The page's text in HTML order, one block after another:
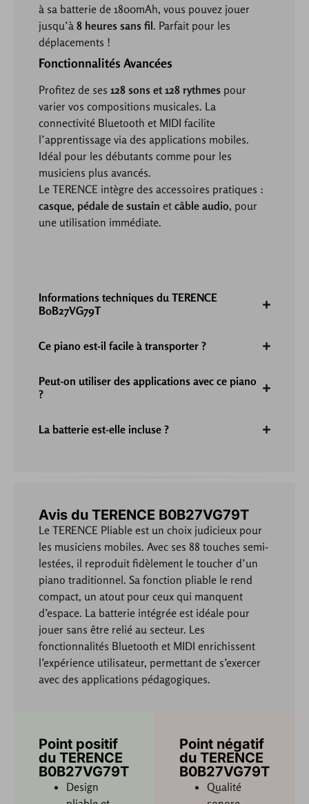
à sa batterie de 1800mAh, vous pouvez jouer
jusqu’à 8 heures sans fil. Parfait pour les
déplacements !
Fonctionnalités Avancées
Profitez de ses 128 sons et 128 rythmes pour
varier vos compositions musicales. La
connectivité Bluetooth et MIDI facilite
l’apprentissage via des applications mobiles.
Idéal pour les débutants comme pour les
musiciens plus avancés.
Le TERENCE intègre des accessoires pratiques :
casque, pédale de sustain et câble audio, pour
une utilisation immédiate.
Informations techniques du TERENCE
B0B27VG79T
Ce piano est-il facile à transporter ?
Peut-on utiliser des applications avec ce piano
?
La batterie est-elle incluse ?
Avis du TERENCE B0B27VG79T
Le TERENCE Pliable est un choix judicieux pour
les musiciens mobiles. Avec ses 88 touches semi-
lestées, il reproduit fidèlement le toucher d’un
piano traditionnel. Sa fonction pliable le rend
compact, un atout pour ceux qui manquent
d’espace. La batterie intégrée est idéale pour
jouer sans être relié au secteur. Les
fonctionnalités Bluetooth et MIDI enrichissent
l’expérience utilisateur, permettant de s’exercer
avec des applications pédagogiques.
Point positif
du TERENCE
B0B27VG79T
Design
Point négatif
du TERENCE
B0B27VG79T
Qualité